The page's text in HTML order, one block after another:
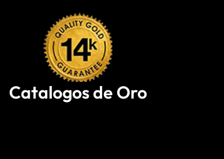
Catalogos de Oro